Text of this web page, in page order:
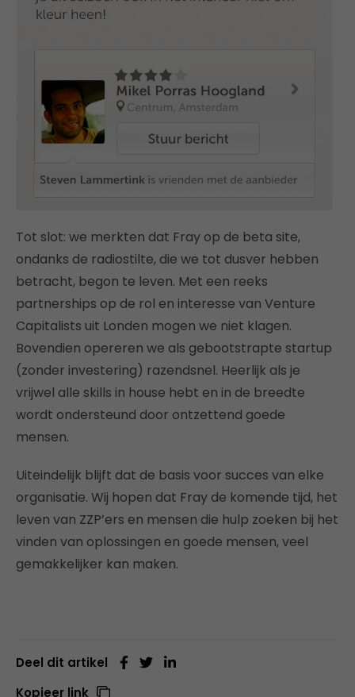
Tot slot: we merkten dat Fray op de beta site,
ondanks de radiostilte, die we tot dusver hebben
betracht, begon te leven. Met een reeks
partnerships op de rol en interesse van Venture
Capitalists uit Londen mogen we niet klagen.
Bovendien opereren we als gebootstrapte startup
(zonder investering) razendsnel. Heerlijk als je
vrijwel alle skills in house hebt en in de breedte
wordt ondersteund door ontzettend goede
mensen.
Uiteindelijk blijft dat de basis voor succes van elke
organisatie. Wij hopen dat Fray de komende tijd, het
leven van ZZP’ers en mensen die hulp zoeken bij het
vinden van oplossingen en goede mensen, veel
gemakkelijker kan maken.
Deel dit artikel
Kopieer link